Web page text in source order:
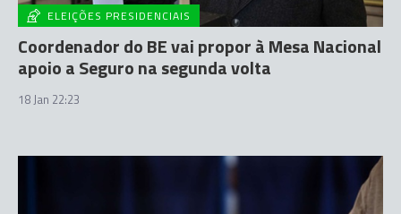
ELEIÇÕES PRESIDENCIAIS
Coordenador do BE vai propor à Mesa Nacional
apoio a Seguro na segunda volta
18 Jan 22:23